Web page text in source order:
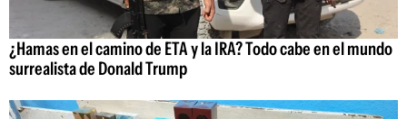
¿Hamas en el camino de ETA y la IRA? Todo cabe en el mundo
surrealista de Donald Trump